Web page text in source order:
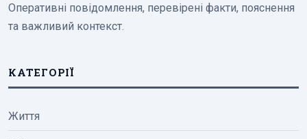
Оперативні повідомлення, перевірені факти, пояснення
та важливий контекст.
КАТЕГОРІЇ
Життя